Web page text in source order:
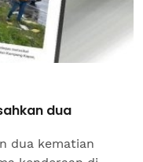
dua
dua kematian